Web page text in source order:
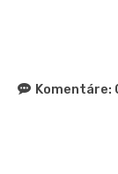
Komentáre: